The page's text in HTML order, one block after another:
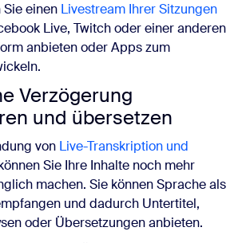
einen Livestream Ihrer Sitzungen
Live, Twitch oder einer anderen
anbieten oder Apps zum
Verzögerung
und übersetzen
von Live-Transkription und
Sie Ihre Inhalte noch mehr
machen. Sie können Sprache als
und dadurch Untertitel,
oder Übersetzungen anbieten.